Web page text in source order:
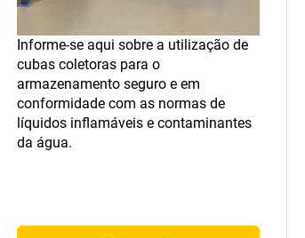
Informe-se aqui sobre a utilização de
cubas coletoras para o
armazenamento seguro e em
conformidade com as normas de
líquidos inflamáveis e contaminantes
da água.